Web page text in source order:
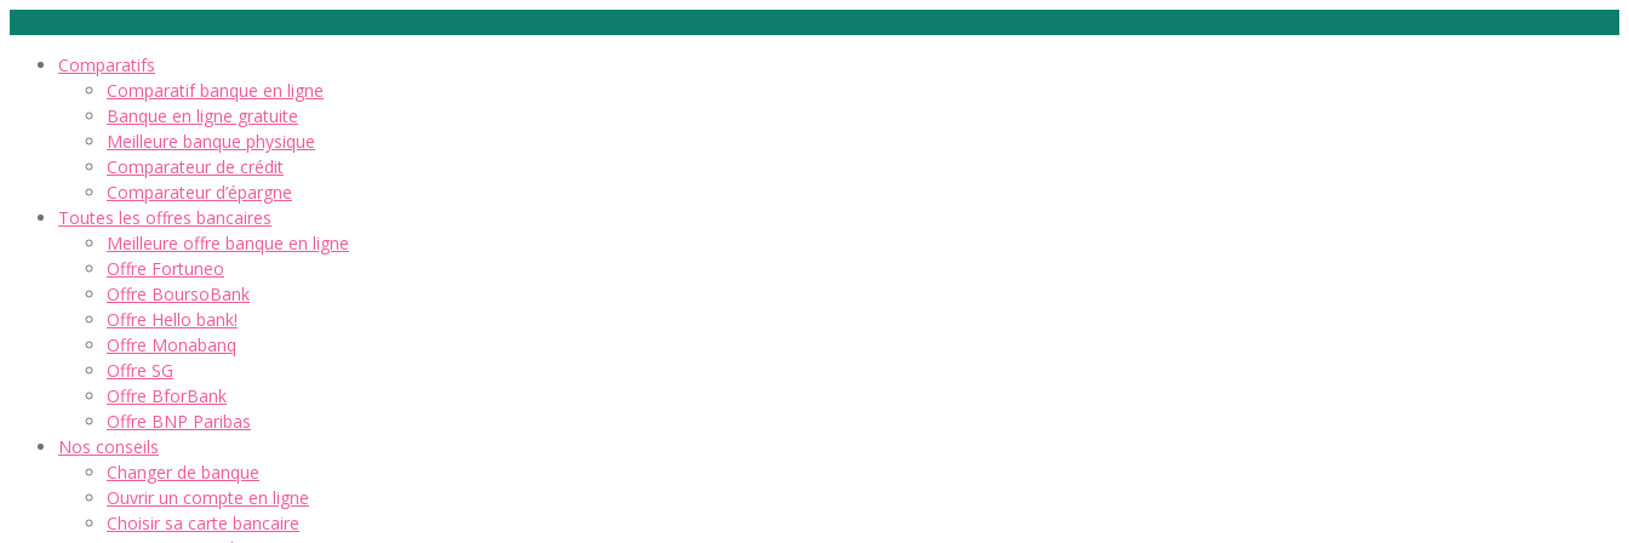
Comparatifs
Comparatif banque en ligne
Banque en ligne gratuite
Meilleure banque physique
Comparateur de crédit
Comparateur d’épargne
Toutes les offres bancaires
Meilleure offre banque en ligne
Offre Fortuneo
Offre BoursoBank
Offre Hello bank!
Offre Monabanq
Offre SG
Offre BforBank
Offre BNP Paribas
Nos conseils
Changer de banque
Ouvrir un compte en ligne
Choisir sa carte bancaire